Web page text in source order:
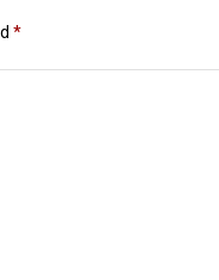
*